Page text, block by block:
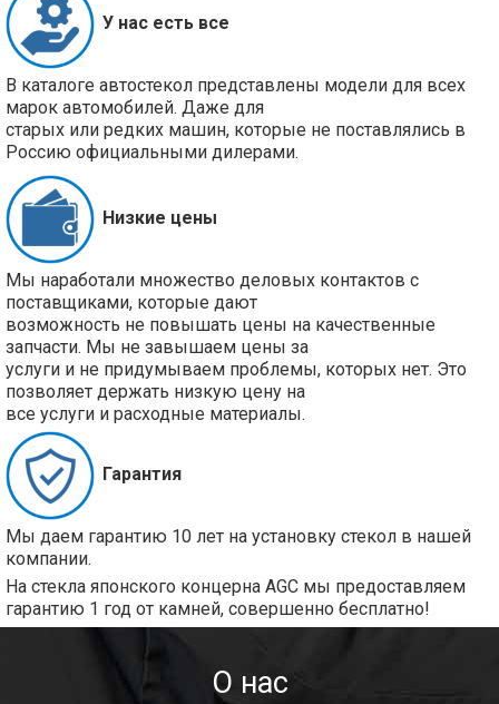
У нас есть все
В каталоге автостекол представлены модели для всех
марок автомобилей. Даже для
старых или редких машин, которые не поставлялись в
Россию официальными дилерами.
Низкие цены
Мы наработали множество деловых контактов с
поставщиками, которые дают
возможность не повышать цены на качественные
запчасти. Мы не завышаем цены за
услуги и не придумываем проблемы, которых нет. Это
позволяет держать низкую цену на
все услуги и расходные материалы.
Гарантия
Мы даем гарантию 10 лет на установку стекол в нашей
компании.
На стекла японского концерна AGC мы предоставляем
гарантию 1 год от камней, совершенно бесплатно!
О нас